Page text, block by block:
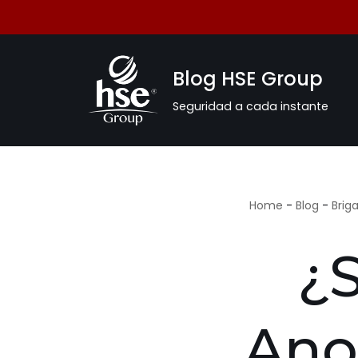
Blog HSE Group
Seguridad a cada instante
Home - Blog -